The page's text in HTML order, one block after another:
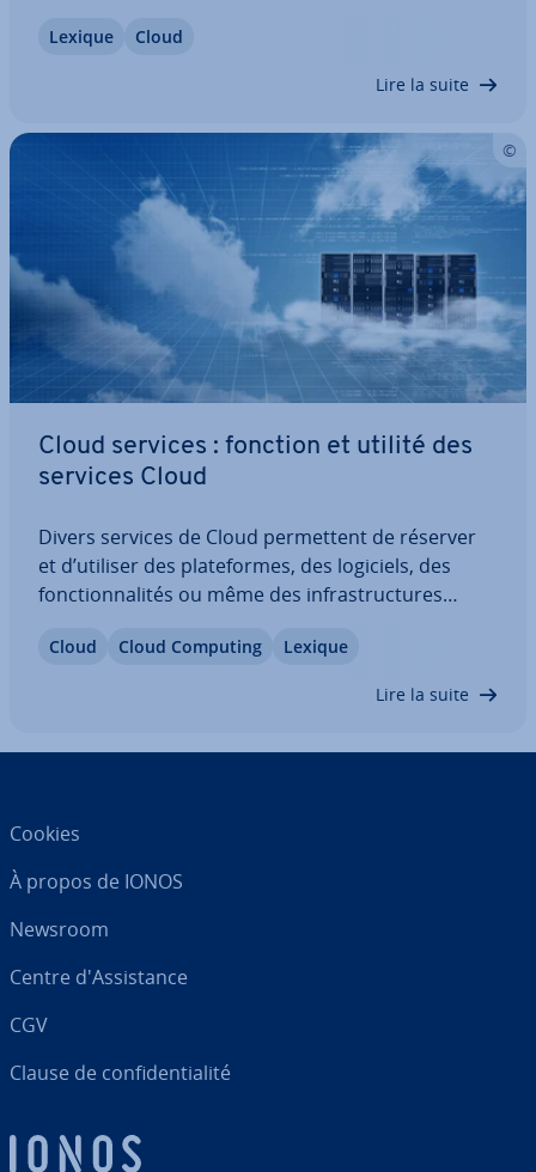
Comment se produit le vendor lock-in et quelles
Lexique Cloud
Lire la suite
Cloud services : fonction et utilité des
services Cloud
Divers services de Cloud per­met­tent de réserver
et d’utiliser des pla­te­formes, des logiciels, des
fonc­tion­na­li­tés ou même des in­fras­truc­tures
des économies de coûts et de res­sources con­si­dé­
Cloud Cloud Computing Lexique
Lire la suite
Cookies
À propos de IONOS
Newsroom
Centre d'As­sis­tance
CGV
Clause de con­fi­den­tia­lité